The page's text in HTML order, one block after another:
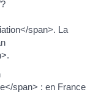
span>. La
span> : en France